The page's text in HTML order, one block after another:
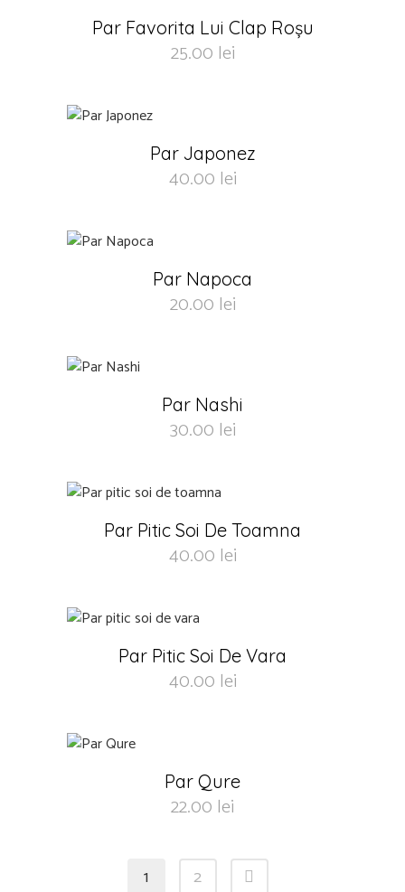
Par Favorita Lui Clap Roșu
25.00 lei
Par Japonez
40.00 lei
Par Napoca
20.00 lei
Par Nashi
30.00 lei
Par Pitic Soi De Toamna
40.00 lei
Par Pitic Soi De Vara
40.00 lei
Par Qure
22.00 lei
1 2